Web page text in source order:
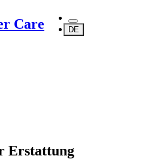
Care DE
Erstattung